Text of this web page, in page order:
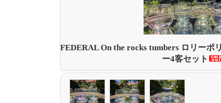
FEDERAL On the rocks tumbers ロリー
ー4客セット